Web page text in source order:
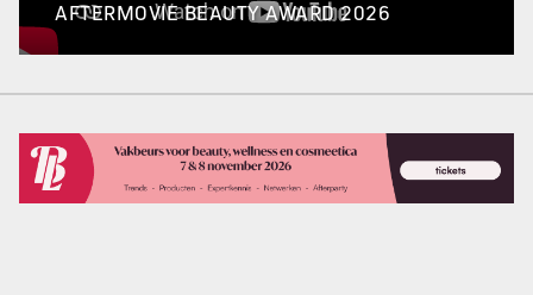
AFTERMOVIE BEAUTY AWARD 2026